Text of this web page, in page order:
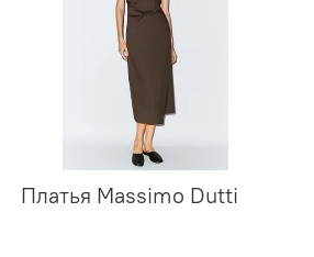
Платья Massimo Dutti